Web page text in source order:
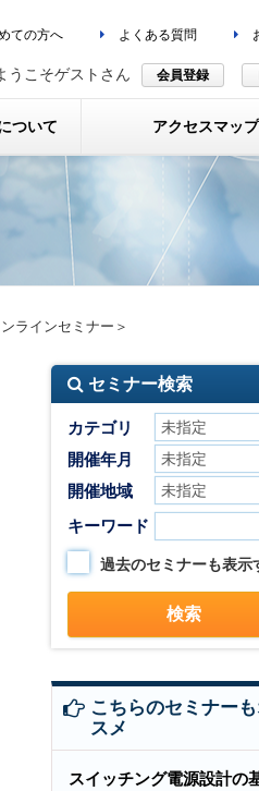
ての方へ よくある質問
うこそゲストさん 会員登録
ついて アクセスマップ
ラインセミナー＞
セミナー検索
カテゴリ
開催年月
開催地域
キーワード
過去のセミナーも表示
こちらのセミナー
スメ
スイッチング電源設計の